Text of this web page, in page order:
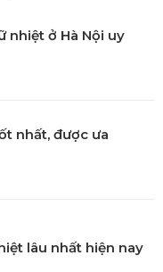
cherry trong bộ 4
nhiệt ở Hà Nội uy
nhất, được ưa
lâu nhất hiện nay